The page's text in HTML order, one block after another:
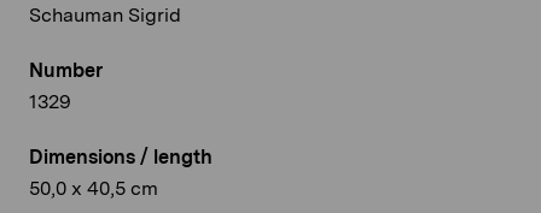
Schauman Sigrid
Number
1329
Dimensions / length
50,0 x 40,5 cm